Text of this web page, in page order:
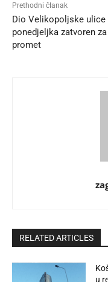
Prethodni članak
Dio Velikopoljske ulice
ponedjeljka zatvoren
promet
RELATED ARTICLES
u